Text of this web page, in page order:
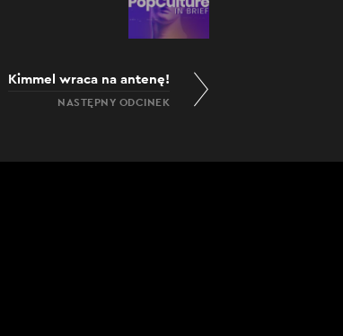
Kimmel wraca na antenę!
NASTĘPNY ODCINEK